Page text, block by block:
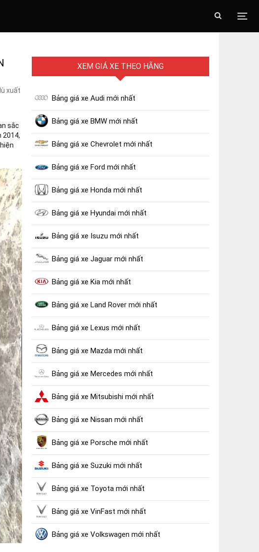
xuất
sắc
2014,
XEM GIÁ XE THEO HÃNG
Bảng giá xe Audi mới nhất
Bảng giá xe BMW mới nhất
Bảng giá xe Chevrolet mới nhất
Bảng giá xe Ford mới nhất
Bảng giá xe Honda mới nhất
Bảng giá xe Hyundai mới nhất
Bảng giá xe Isuzu mới nhất
Bảng giá xe Jaguar mới nhất
Bảng giá xe Kia mới nhất
Bảng giá xe Land Rover mới nhất
Bảng giá xe Lexus mới nhất
Bảng giá xe Mazda mới nhất
Bảng giá xe Mercedes mới nhất
Bảng giá xe Mitsubishi mới nhất
Bảng giá xe Nissan mới nhất
Bảng giá xe Porsche mới nhất
Bảng giá xe Suzuki mới nhất
Bảng giá xe Toyota mới nhất
Bảng giá xe VinFast mới nhất
Bảng giá xe Volkswagen mới nhất